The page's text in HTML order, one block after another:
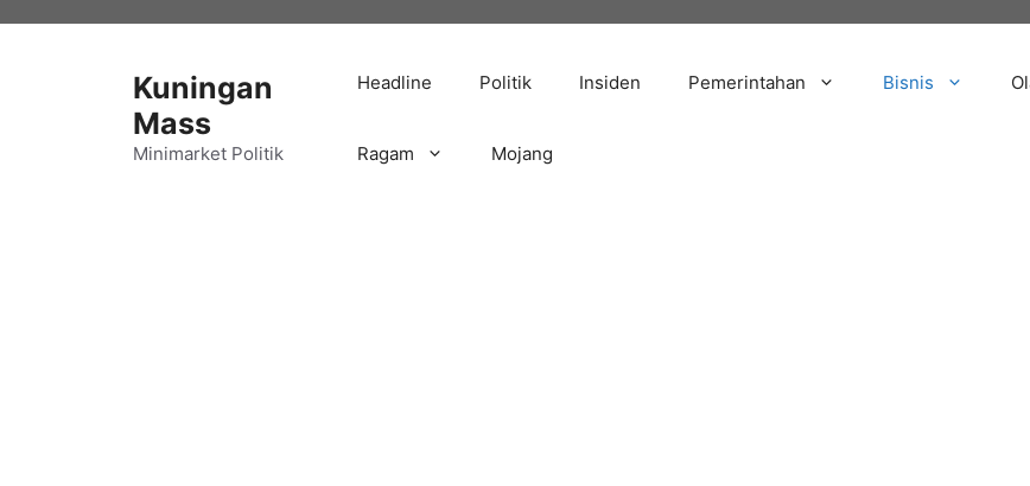
Kuningan
Mass
Minimarket Politik
Headline Politik Insiden Pemerintahan Bisnis
Ragam Mojang